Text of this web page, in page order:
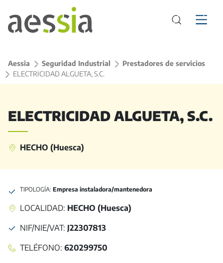
Aessia > Seguridad Industrial > Prestadores de servicios
ELECTRICIDAD ALGUETA, S.C.
ELECTRICIDAD ALGUETA, S.C.
HECHO (Huesca)
TIPOLOGÍA: Empresa instaladora/mantenedora
LOCALIDAD: HECHO (Huesca)
NIF/NIE/VAT: J22307813
TELÉFONO: 620299750